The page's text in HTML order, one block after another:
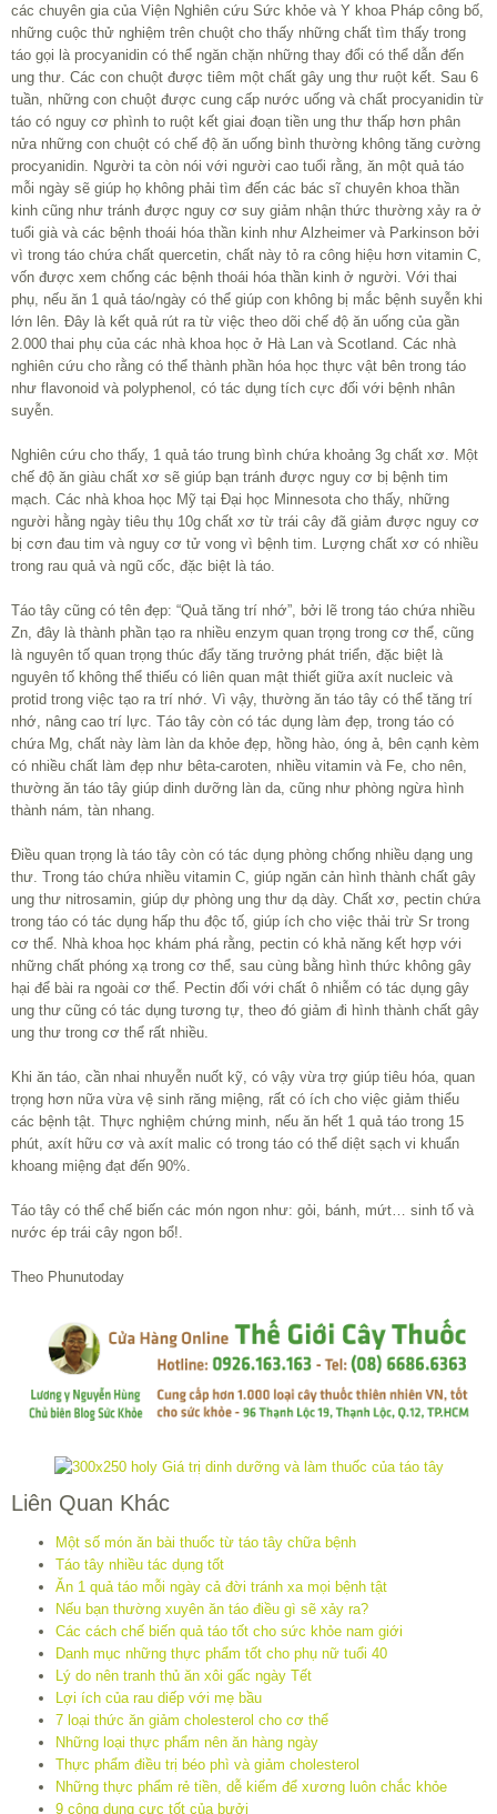
các chuyên gia của Viện Nghiên cứu Sức khỏe và Y khoa Pháp công bố,
những cuộc thử nghiệm trên chuột cho thấy những chất tìm thấy trong
táo gọi là procyanidin có thể ngăn chặn những thay đổi có thể dẫn đến
ung thư. Các con chuột được tiêm một chất gây ung thư ruột kết. Sau 6
tuần, những con chuột được cung cấp nước uống và chất procyanidin từ
táo có nguy cơ phình to ruột kết giai đoạn tiền ung thư thấp hơn phân
nửa những con chuột có chế độ ăn uống bình thường không tăng cường
procyanidin. Người ta còn nói với người cao tuổi rằng, ăn một quả táo
mỗi ngày sẽ giúp họ không phải tìm đến các bác sĩ chuyên khoa thần
kinh cũng như tránh được nguy cơ suy giảm nhận thức thường xảy ra ở
tuổi già và các bệnh thoái hóa thần kinh như Alzheimer và Parkinson bởi
vì trong táo chứa chất quercetin, chất này tỏ ra công hiệu hơn vitamin C,
vốn được xem chống các bệnh thoái hóa thần kinh ở người. Với thai
phụ, nếu ăn 1 quả táo/ngày có thể giúp con không bị mắc bệnh suyễn khi
lớn lên. Đây là kết quả rút ra từ việc theo dõi chế độ ăn uống của gần
2.000 thai phụ của các nhà khoa học ở Hà Lan và Scotland. Các nhà
nghiên cứu cho rằng có thể thành phần hóa học thực vật bên trong táo
như flavonoid và polyphenol, có tác dụng tích cực đối với bệnh nhân
suyễn.
Nghiên cứu cho thấy, 1 quả táo trung bình chứa khoảng 3g chất xơ. Một
chế độ ăn giàu chất xơ sẽ giúp bạn tránh được nguy cơ bị bệnh tim
mạch. Các nhà khoa học Mỹ tại Đại học Minnesota cho thấy, những
người hằng ngày tiêu thụ 10g chất xơ từ trái cây đã giảm được nguy cơ
bị cơn đau tim và nguy cơ tử vong vì bệnh tim. Lượng chất xơ có nhiều
trong rau quả và ngũ cốc, đặc biệt là táo.
Táo tây cũng có tên đẹp: “Quả tăng trí nhớ”, bởi lẽ trong táo chứa nhiều
Zn, đây là thành phần tạo ra nhiều enzym quan trọng trong cơ thể, cũng
là nguyên tố quan trọng thúc đẩy tăng trưởng phát triển, đặc biệt là
nguyên tố không thể thiếu có liên quan mật thiết giữa axít nucleic và
protid trong việc tạo ra trí nhớ. Vì vậy, thường ăn táo tây có thể tăng trí
nhớ, nâng cao trí lực. Táo tây còn có tác dụng làm đẹp, trong táo có
chứa Mg, chất này làm làn da khỏe đẹp, hồng hào, óng ả, bên cạnh kèm
có nhiều chất làm đẹp như bêta-caroten, nhiều vitamin và Fe, cho nên,
thường ăn táo tây giúp dinh dưỡng làn da, cũng như phòng ngừa hình
thành nám, tàn nhang.
Điều quan trọng là táo tây còn có tác dụng phòng chống nhiều dạng ung
thư. Trong táo chứa nhiều vitamin C, giúp ngăn cản hình thành chất gây
ung thư nitrosamin, giúp dự phòng ung thư dạ dày. Chất xơ, pectin chứa
trong táo có tác dụng hấp thu độc tố, giúp ích cho việc thải trừ Sr trong
cơ thể. Nhà khoa học khám phá rằng, pectin có khả năng kết hợp với
những chất phóng xạ trong cơ thể, sau cùng bằng hình thức không gây
hại để bài ra ngoài cơ thể. Pectin đối với chất ô nhiễm có tác dụng gây
ung thư cũng có tác dụng tương tự, theo đó giảm đi hình thành chất gây
ung thư trong cơ thể rất nhiều.
Khi ăn táo, cần nhai nhuyễn nuốt kỹ, có vậy vừa trợ giúp tiêu hóa, quan
trọng hơn nữa vừa vệ sinh răng miệng, rất có ích cho việc giảm thiểu
các bệnh tật. Thực nghiệm chứng minh, nếu ăn hết 1 quả táo trong 15
phút, axít hữu cơ và axít malic có trong táo có thể diệt sạch vi khuẩn
khoang miệng đạt đến 90%.
Táo tây có thể chế biến các món ngon như: gỏi, bánh, mứt… sinh tố và
nước ép trái cây ngon bổ!.
Theo Phunutoday
Liên Quan Khác
Một số món ăn bài thuốc từ táo tây chữa bệnh
Táo tây nhiều tác dụng tốt
Ăn 1 quả táo mỗi ngày cả đời tránh xa mọi bệnh tật
Nếu bạn thường xuyên ăn táo điều gì sẽ xảy ra?
Các cách chế biến quả táo tốt cho sức khỏe nam giới
Danh mục những thực phẩm tốt cho phụ nữ tuổi 40
Lý do nên tranh thủ ăn xôi gấc ngày Tết
Lợi ích của rau diếp với mẹ bầu
7 loại thức ăn giảm cholesterol cho cơ thể
Những loại thực phẩm nên ăn hàng ngày
Thực phẩm điều trị béo phì và giảm cholesterol
Những thực phẩm rẻ tiền, dễ kiếm để xương luôn chắc khỏe
9 công dụng cực tốt của bưởi